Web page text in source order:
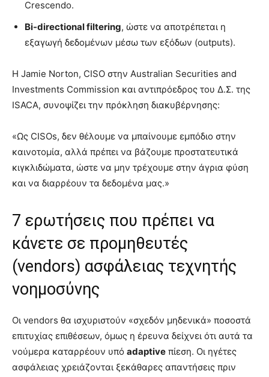
Crescendo.
Bi-directional filtering, ώστε να αποτρέπεται η
εξαγωγή δεδομένων μέσω των εξόδων (outputs).
Η Jamie Norton, CISO στην Australian Securities and
Investments Commission και αντιπρόεδρος του Δ.Σ. της
ISACA, συνοψίζει την πρόκληση διακυβέρνησης:
«Ως CISOs, δεν θέλουμε να μπαίνουμε εμπόδιο στην
καινοτομία, αλλά πρέπει να βάζουμε προστατευτικά
κιγκλιδώματα, ώστε να μην τρέχουμε στην άγρια φύση
και να διαρρέουν τα δεδομένα μας.»
7 ερωτήσεις που πρέπει να
κάνετε σε προμηθευτές
(vendors) ασφάλειας τεχνητής
νοημοσύνης
Οι vendors θα ισχυριστούν «σχεδόν μηδενικά» ποσοστά
επιτυχίας επιθέσεων, όμως η έρευνα δείχνει ότι αυτά τα
νούμερα καταρρέουν υπό adaptive πίεση. Οι ηγέτες
ασφάλειας χρειάζονται ξεκάθαρες απαντήσεις πριν